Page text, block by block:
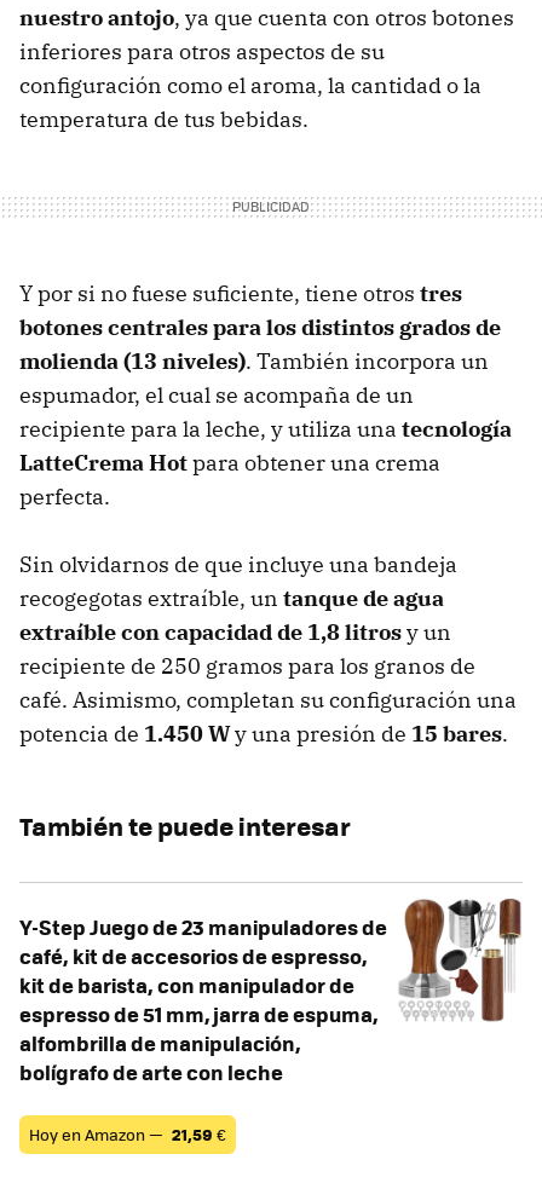
nuestro antojo, ya que cuenta con otros botones
inferiores para otros aspectos de su
configuración como el aroma, la cantidad o la
temperatura de tus bebidas.
Y por si no fuese suficiente, tiene otros tres
botones centrales para los distintos grados de
molienda (13 niveles). También incorpora un
espumador, el cual se acompaña de un
recipiente para la leche, y utiliza una tecnología
LatteCrema Hotpara obteneruna crema
perfecta.
Sin olvidarnos de que incluye una bandeja
recogegotas extraíble, un tanque de agua
extraíble con capacidad de 1,8 litrosy un
recipiente de 250 gramos para los granos de
café. Asimismo, completan su configuración una
potencia de 1.450 Wy una presión de 15 bares.
También te puede interesar
Y-Step Juego de 23 manipuladores de
café, kit de accesorios de espresso,
kit de barista, con manipulador de
espresso de 51 mm, jarra de espuma,
alfombrilla de manipulación,
bolígrafo de arte con leche
Hoy en Amazon — 21,59 €